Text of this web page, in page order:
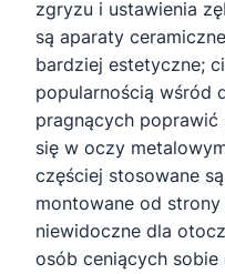
zgryzu i ustawienia
są aparaty
bardziej estetyczne;
popularnością wśród
pragnących poprawić
się w oczy
częściej stosowane
montowane od
niewidoczne dla
osób ceniących